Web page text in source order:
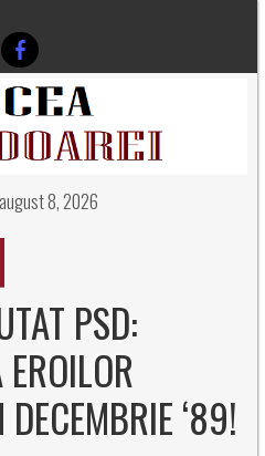
8, 2026
PSD:
‘89!